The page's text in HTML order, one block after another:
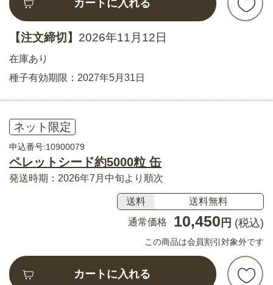
カートに入れる
【注文締切】 2026年11月12日
在庫あり
種子有効期限：2027年5月31日
ネット限定
申込番号:10900079
ペレットシード約5000粒 缶
発送時期：2026年7月中旬より順次
送料
送料無料
通常価格
10,450 円 (税込)
この商品は会員割引対象外です
カートに入れる